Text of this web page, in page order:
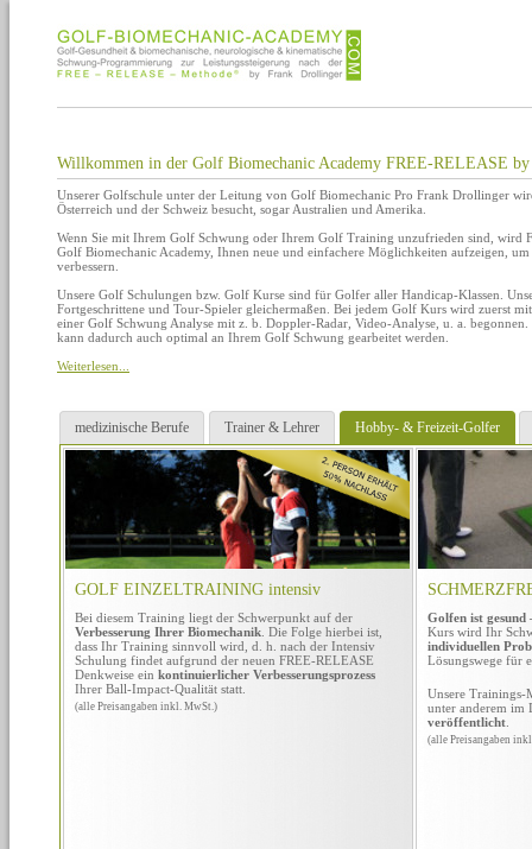
Willkommen in der Golf Biomechanic Academy FREE-RELEASE
Unserer Golfschule unter der Leitung von Golf Biomechanic Pro Frank Drollinger
Österreich und der Schweiz besucht, sogar Australien und Amerika.
Wenn Sie mit Ihrem Golf Schwung oder Ihrem Golf Training unzufrieden sind, wird
Golf Biomechanic Academy, Ihnen neue und einfachere Möglichkeiten aufzeigen,
verbessern.
Unsere Golf Schulungen bzw. Golf Kurse sind für Golfer aller Handicap-Klassen.
Fortgeschrittene und Tour-Spieler gleichermaßen. Bei jedem Golf Kurs wird zuerst
einer Golf Schwung Analyse mit z. b. Doppler-Radar, Video-Analyse, u. a.
kann dadurch auch optimal an Ihrem Golf Schwung gearbeitet werden.
Weiterlesen...
medizinische Berufe Trainer & Lehrer Hobby- & Freizeit-Golfer
GOLF EINZELTRAINING intensiv
Bei diesem Training liegt der Schwerpunkt auf der
Verbesserung Ihrer Biomechanik . Die Folge hierbei ist,
dass Ihr Training sinnvoll wird, d. h. nach der Intensiv
Schulung findet aufgrund der neuen FREE-RELEASE
Denkweise einkontinuierlicher Verbesserungsprozess
Ihrer Ball-Impact-Qualität statt.
(alle Preisangaben inkl. MwSt.)
Golfen ist gesund
Kurs wird Ihr
individuellen
Lösungswege für
Unsere Trainings-
unter anderem im
veröffentlicht
(alle Preisangaben